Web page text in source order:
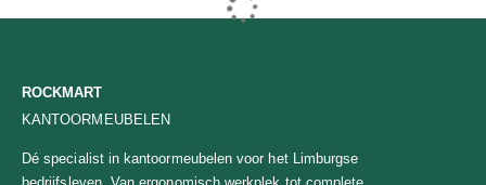
ROCKMART
KANTOORMEUBELEN
Dé specialist in kantoormeubelen voor het Limburgse